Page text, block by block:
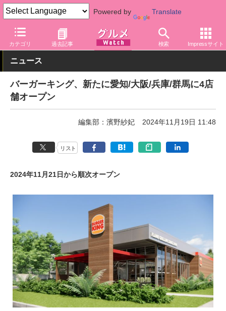
Powered by Translate
カテゴリ 過去記事 検索 Impressサイト
グルメ Watch 店舗 ファストフード バーガーキング
ニュース
バーガーキング、新たに愛知/大阪/兵庫/群馬に4店
舗オープン
編集部：濱野紗妃 2024年11月19日 11:48
リスト
2024年11月21日から順次オープン